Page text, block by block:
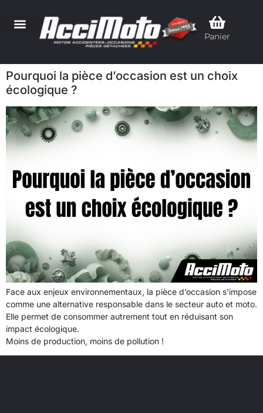
Panier
Pourquoi la pièce d’occasion est un choix
écologique ?
Face aux enjeux environnementaux, la pièce d’occasion s’impose
comme une alternative responsable dans le secteur auto et moto.
Elle permet de consommer autrement tout en réduisant son
impact écologique.
Moins de production, moins de pollution !